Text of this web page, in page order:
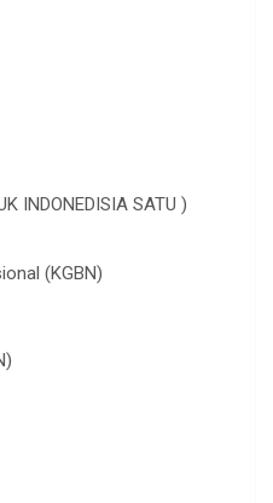
INDONEDISIA SATU )
(KGBN)